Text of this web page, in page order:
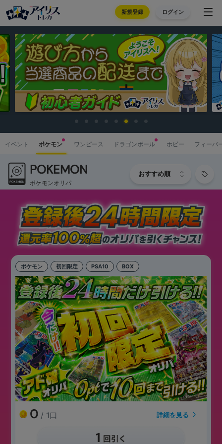
新規登録 ログイン
イベント ポケモン ワンピース ドラゴンボール ホビー フィーバ
POKEMON
ポケモンオリパ
ポケモン 初回限定 PSA10 BOX
0 / 1口 詳細を見る